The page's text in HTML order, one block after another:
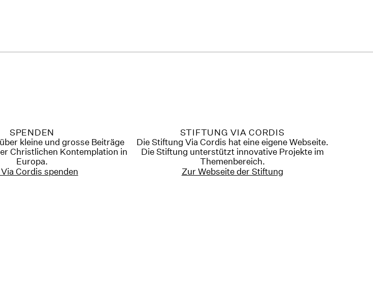
SPENDEN
kleine und grosse Beiträge
Christlichen Kontemplation in
Europa.
Cordis spenden
STIFTUNG VIA CORDIS
Die Stiftung Via Cordis hat eine eigene Webseite.
Die Stiftung unterstützt innovative Projekte im
Themenbereich.
Zur Webseite der Stiftung